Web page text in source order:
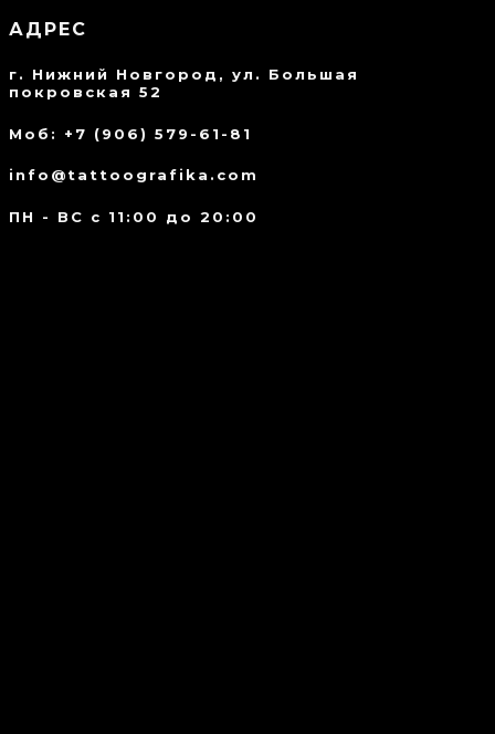
АДРЕС
г. Нижний Новгород, ул. Большая
покровская 52
Моб: +7 (906) 579-61-81
info@tattoografika.com
ПН - ВС с 11:00 до 20:00